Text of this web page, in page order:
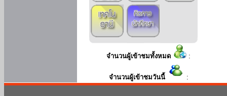
จำนวนผู้เข้าชมทั้งหมด :
จำนวนผู้เข้าชมวันนี้ :